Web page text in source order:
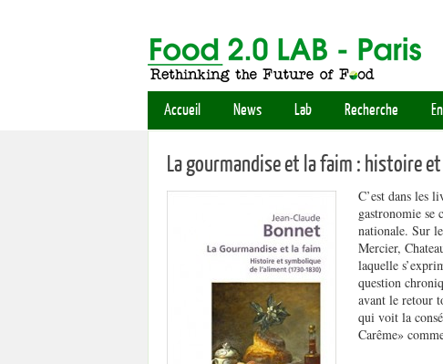
Accueil News Lab Recherche
La gourmandise et la faim : histoire
C’est dans les
gastronomie
nationale. Sur
Mercier,
laquelle
question
avant le retour
qui voit la
Carême»